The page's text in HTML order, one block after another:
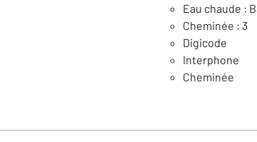
Eau chaude :
Cheminée : 3
Digicode
Interphone
Cheminée